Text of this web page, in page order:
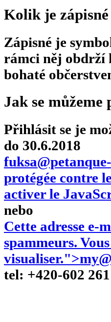
Kolik je
Zápisné je
rámci něj obdrží
bohaté
Jak se můžeme
Přihlásit se je
do 30.6.2018
protégée contre
activer le
nebo
Cette adresse e-
spammeurs.
visualiser.">
tel: +420-602